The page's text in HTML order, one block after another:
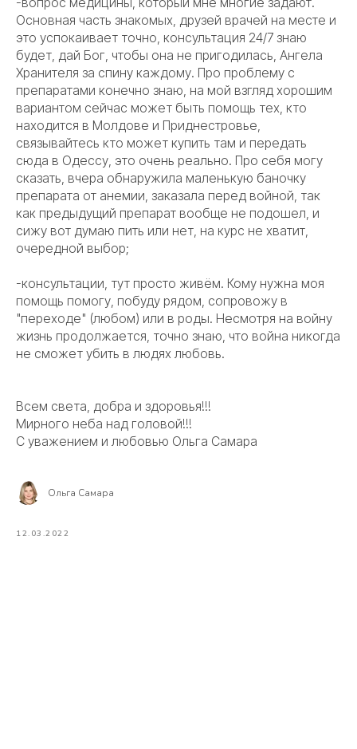
Основная часть знакомых, друзей врачей на месте и
это успокаивает точно, консультация 24/7 знаю
будет, дай Бог, чтобы она не пригодилась, Ангела
Хранителя за спину каждому. Про проблему с
препаратами конечно знаю, на мой взгляд хорошим
вариантом сейчас может быть помощь тех, кто
находится в Молдове и Приднестровье,
связывайтесь кто может купить там и передать
сюда в Одессу, это очень реально. Про себя могу
сказать, вчера обнаружила маленькую баночку
препарата от анемии, заказала перед войной, так
как предыдущий препарат вообще не подошел, и
сижу вот думаю пить или нет, на курс не хватит,
очередной выбор;
-консультации, тут просто живём. Кому нужна моя
помощь помогу, побуду рядом, сопровожу в
"переходе" (любом) или в роды. Несмотря на войну
жизнь продолжается, точно знаю, что война никогда
не сможет убить в людях любовь.
Всем света, добра и здоровья!!!
Мирного неба над головой!!!
С уважением и любовью Ольга Самара
Ольга Самара
12.03.2022